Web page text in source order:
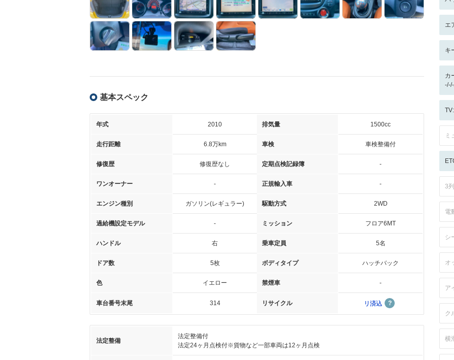
基本スペック
年式 2010 排気量 1500cc
走行距離 6.8万km 車検 車検整備付
修復歴 修復歴なし 定期点検記録簿 -
ワンオーナー - 正規輸入車 -
エンジン種別 ガソリン(レギュラー) 駆動方式 2WD
過給機設定モデル - ミッション フロア6MT
ハンドル 右 乗車定員 5名
ドア数 5枚 ボディタイプ ハッチバック
色 イエロー 禁煙車 -
車台番号末尾 314 リサイクル リ済込
法定整備
法定整備付
法定24ヶ月点検付※貨物など一部車両は12ヶ月点検
エ
キ
カ
ミ
3
電
シ
オ
ア
ク
横